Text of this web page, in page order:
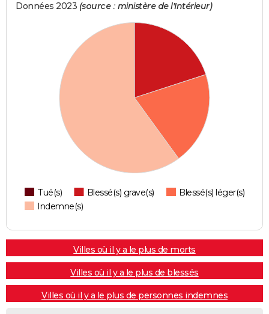
Données 2023 (source : ministère de l'Intérieur)
Tué(s) Blessé(s) grave(s)
Blessé(s) léger(s)
Indemne(s)
Villes où il y a le plus de morts
Villes où il y a le plus de blessés
Villes où il y a le plus de personnes indemnes